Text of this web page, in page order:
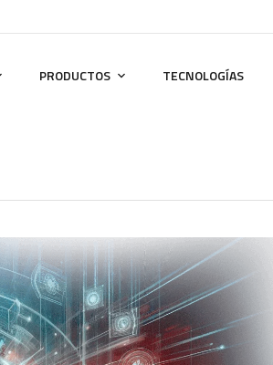
PRODUCTOS TECNOLOGÍAS